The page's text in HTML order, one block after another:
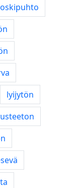
lyijytön